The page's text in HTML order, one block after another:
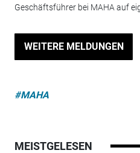
Geschäftsführer bei MAHA auf
WEITERE MELDUNGEN
#MAHA
MEISTGELESEN